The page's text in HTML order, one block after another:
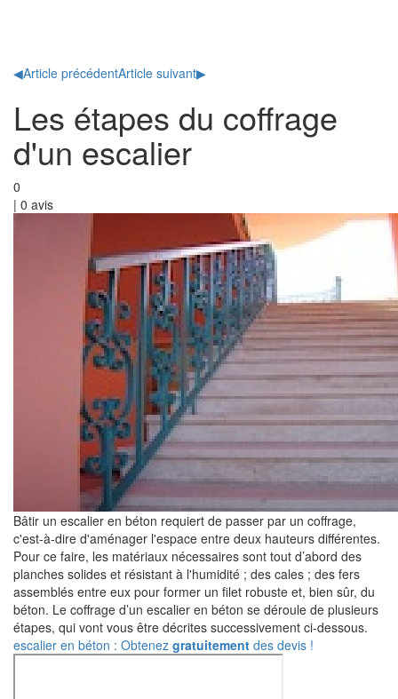
◀Article précédentArticle suivant▶
Les étapes du coffrage
d'un escalier
0
| 0 avis
Bâtir un escalier en béton requiert de passer par un coffrage,
c'est-à-dire d'aménager l'espace entre deux hauteurs différentes.
Pour ce faire, les matériaux nécessaires sont tout d’abord des
planches solides et résistant à l'humidité ; des cales ; des fers
assemblés entre eux pour former un filet robuste et, bien sûr, du
béton. Le coffrage d’un escalier en béton se déroule de plusieurs
étapes, qui vont vous être décrites successivement ci-dessous.
escalier en béton : Obtenez gratuitement des devis !